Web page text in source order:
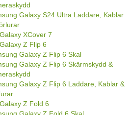
Galaxy S24 Ultra Laddare, Kablar
XCover 7
Z Flip 6
Galaxy Z Flip 6 Skal
Galaxy Z Flip 6 Skärmskydd &
Galaxy Z Flip 6 Laddare, Kablar &
Z Fold 6